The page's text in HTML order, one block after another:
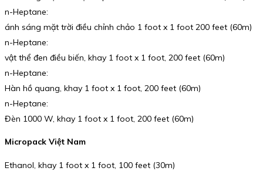
n-Heptane:
ánh sáng mặt trời điều chỉnh chảo 1 foot x 1 foot 200 feet (60m)
n-Heptane:
vật thể đen điều biến, khay 1 foot x 1 foot, 200 feet (60m)
n-Heptane:
Hàn hồ quang, khay 1 foot x 1 foot, 200 feet (60m)
n-Heptane:
Đèn 1000 W, khay 1 foot x 1 foot, 200 feet (60m)
Micropack Việt Nam
Ethanol, khay 1 foot x 1 foot, 100 feet (30m)